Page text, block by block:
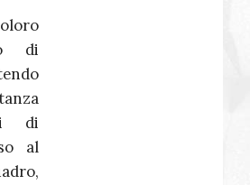
di
di
al